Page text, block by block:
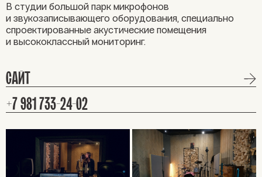
В студии большой парк микрофонов
и звукозаписывающего оборудования, специально
спроектированные акустические помещения
и высококлассный мониторинг.
САЙТ
+7 981 733-24-02